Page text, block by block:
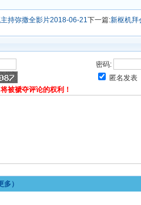
持弥撒全影片2018-06-21下一篇:新枢机拜
密码:
匿名发表
被褫夺评论的权利！
）